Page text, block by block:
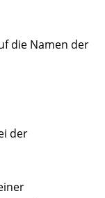
die Namen der
der